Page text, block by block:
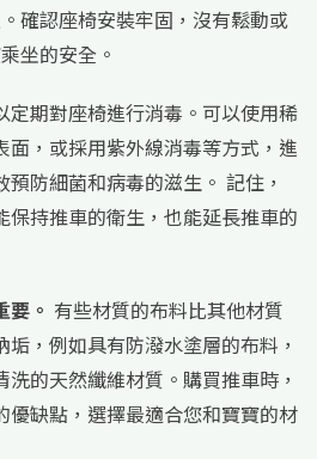
確認座椅安裝牢固，沒有鬆動或
坐的安全。
定期對座椅進行消毒。可以使用稀
面，或採用紫外線消毒等方式，進
防細菌和病毒的滋生。 記住，
保持推車的衛生，也能延長推車的
要。 有些材質的布料比其他材質
，例如具有防潑水塗層的布料，
的天然纖維材質。購買推車時，
優缺點，選擇最適合您和寶寶的材